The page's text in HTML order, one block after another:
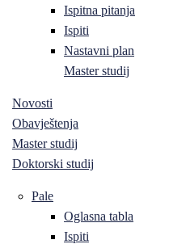
Ispitna pitanja
Ispiti
Nastavni plan
Master studij
Novosti
Obavještenja
Master studij
Doktorski studij
Pale
Oglasna tabla
Ispiti